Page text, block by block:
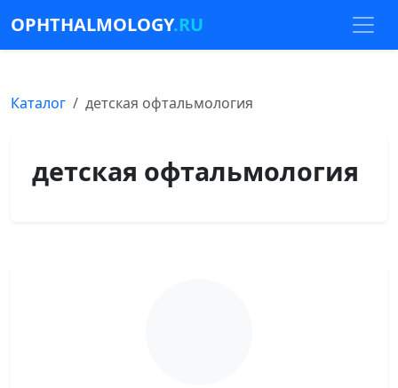
OPHTHALMOLOGY.RU
Каталог детская офтальмология
детская офтальмология